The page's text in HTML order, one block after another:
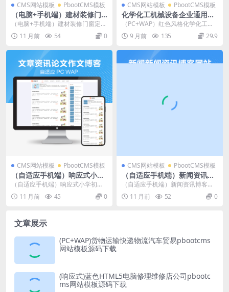
CMS网站模板 PbootCMS模板
（电脑+手机端）建材装修门
窗定制pbootcms网站模板
（PC+WAP）铝合金门窗网站
H5源码下载
（电脑+手机端）建材装修门窗定制
pbootcms网站模板（PC+WAP）铝
合金门...
11 月前 54 0
CMS网站模板 PbootCMS模板
化学化工机械设备企业通用pb
ootcms网站模板源码下载
（PC+WAP）红色风格化学化工机
械设备网站模板 企业通用网站源码
下载 pboo...
9 月前 135 29.9
CMS网站模板 PbootCMS模板
（自适应手机端）响应式小学
初中作文网站pbootcms模板
文章资讯论文作文个人博客网
站源码下载
（自适应手机端）响应式小学初中
作文网站pbootcms模板文章资讯论
文作文个人博...
11 月前 45 0
CMS网站模板 PbootCMS模板
（自适应手机端）新闻资讯博
客网站pbootcms模板PC+W
APhtml5响应式新闻博客网站
源码下载
（自适应手机端）新闻资讯博客网
站pbootcms模板PC+WAPhtml5响
应式...11 月前 52 0
文章展示
(PC+WAP)货物运输快递物流汽车贸易pbootcms
网站模板源码下载
(响应式)蓝色HTML5电脑修理维修店公司pbootc
ms网站模板源码下载